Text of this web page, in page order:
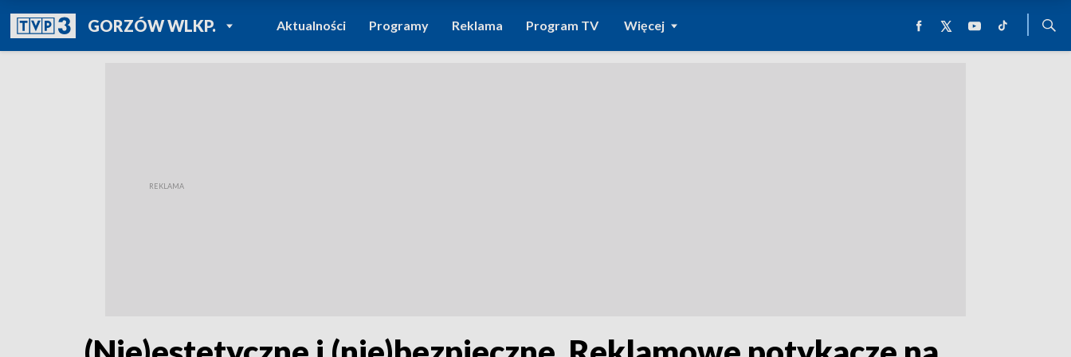
GORZÓW WLKP.POWRÓT DO
TVP REGIONY
Aktualności Programy Reklama Program TV Więcej